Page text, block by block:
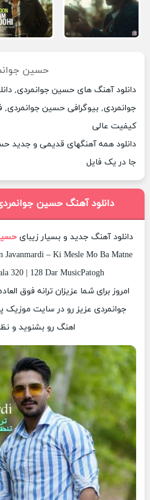
حسین
دانلود آهنگ های حسین جوانمردی,
جوانمردی, بیوگرافی حسین جوانمردی,
کیفیت عالی
دانلود همه آهنگهای قدیمی و جدید
جا در یک فایل
دانلود آهنگ حسین
دانلود آهنگ جدید و بسیار زیبای
Javanmardi – Ki Mesle Mo Ba Matne
320 | 128 Dar MusicPatogh
امروز برای شما عزیزان ترانه فوق
جوانمردی عزیز رو در سایت موزیک
اهنگ رو بشنوید و